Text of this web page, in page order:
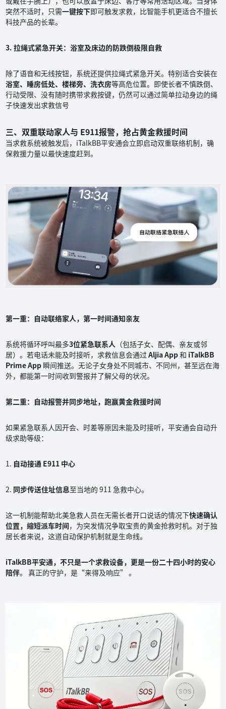
突然不适时，只需一键按下即可触发求救，比智能手机更适合不擅长
科技产品的长辈。
3. 拉绳式紧急开关：浴室及床边的防跌倒极限自救
除了语音和无线按钮，系统还提供拉绳式紧急开关。特别适合安装在
浴室、睡房低处、楼梯旁、洗衣房等高危位置。即使长者不慎跌倒、
行动受限、没有随时携带求救按键，仍然可以通过简单拉动身边的绳
子快速发出求救信号
三、双重联动家人与 E911报警，抢占黄金救援时间
当求救系统被触发后，iTalkBB平安通会立即启动双重联络机制，确
保救援力量以最快速度赶到。
第一重：自动联络家人，第一时间通知亲友
系统将循环呼叫最多3位紧急联系人 （包括子女、配偶、亲友或邻
居）。若电话未能及时接听，求救信息会通过Aljia App和 iTalkBB
Prime App 瞬间推送。无论子女身处不同城市、不同州，甚至远在海
外，都能第一时间收到警报并了解父母的状况。
第二重：自动报警并同步地址，跑赢黄金救援时间
如果紧急联系人因开会、时差等原因未能及时接听，平安通会自动升
级求助等级：
1. 自动接通 E911 中心
2. 同步传送住址信息至当地的 911 急救中心。
这一机制能帮助北美急救人员在无需长者开口说话的情况下快速确认
位置，缩短派车时间，为突发情况争取宝贵的黄金抢救时机。对于独
居长者来说，这道自动保护机制就是生命线。
iTalkBB平安通，不只是一个求救设备，更是一份二十四小时的安心
陪伴。 真正的守护，是“来得及响应” 。